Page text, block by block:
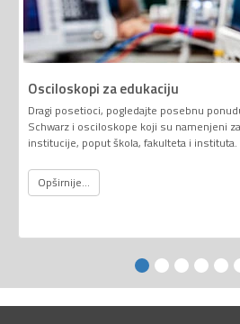
Osciloskopi za edukaciju
Dragi posetioci, pogledajte posebnu
Schwarz i osciloskope koji su namenjeni
institucije, poput škola, fakulteta i instituta.
Opširnije...